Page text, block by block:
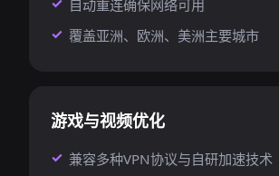
自动重连确保网络可用
覆盖亚洲、欧洲、美洲主要城市
游戏与视频优化
兼容多种VPN协议与自研加速技术